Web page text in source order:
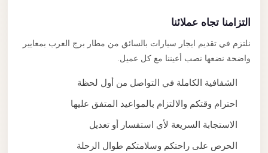
التزامنا تجاه عملائنا
نلتزم في تقديم ايجار سيارات بالسائق من مطار برج العرب بمعايير
واضحة نضعها نصب أعيننا مع كل عميل.
الشفافية الكاملة في التواصل من أول لحظة
احترام وقتكم والالتزام بالمواعيد المتفق عليها
الاستجابة السريعة لأي استفسار أو تعديل
الحرص على راحتكم وسلامتكم طوال الرحلة